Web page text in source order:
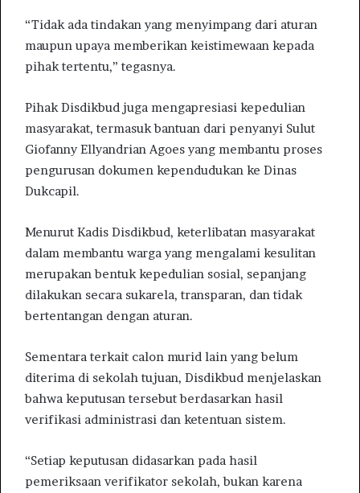
“Tidak ada tindakan yang menyimpang dari aturan
maupun upaya memberikan keistimewaan kepada
pihak tertentu,” tegasnya.
Pihak Disdikbud juga mengapresiasi kepedulian
masyarakat, termasuk bantuan dari penyanyi Sulut
Giofanny Ellyandrian Agoes yang membantu proses
pengurusan dokumen kependudukan ke Dinas
Dukcapil.
Menurut Kadis Disdikbud, keterlibatan masyarakat
dalam membantu warga yang mengalami kesulitan
merupakan bentuk kepedulian sosial, sepanjang
dilakukan secara sukarela, transparan, dan tidak
bertentangan dengan aturan.
Sementara terkait calon murid lain yang belum
diterima di sekolah tujuan, Disdikbud menjelaskan
bahwa keputusan tersebut berdasarkan hasil
verifikasi administrasi dan ketentuan sistem.
“Setiap keputusan didasarkan pada hasil
pemeriksaan verifikator sekolah, bukan karena